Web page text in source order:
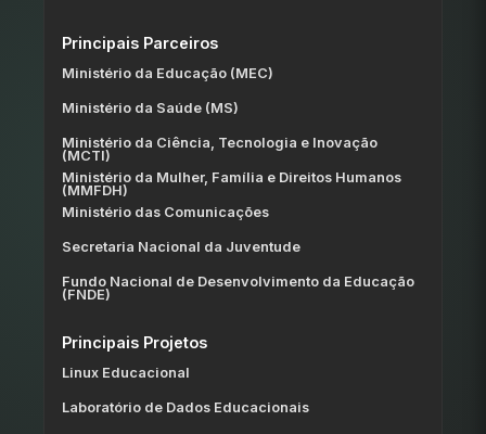
Principais Parceiros
Ministério da Educação (MEC)
Ministério da Saúde (MS)
Ministério da Ciência, Tecnologia e Inovação
(MCTI)
Ministério da Mulher, Família e Direitos Humanos
(MMFDH)
Ministério das Comunicações
Secretaria Nacional da Juventude
Fundo Nacional de Desenvolvimento da Educação
(FNDE)
Principais Projetos
Linux Educacional
Laboratório de Dados Educacionais